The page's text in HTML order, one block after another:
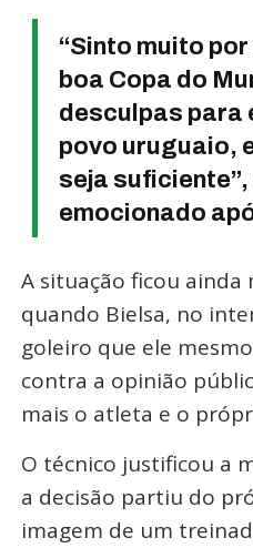
“Sinto muito
boa Copa do
desculpas para
povo uruguaio,
seja
emocionado
A situação ficou ainda
quando Bielsa, no
goleiro que ele
contra a opinião
mais o atleta e o
O técnico justificou a
a decisão partiu do
imagem de um